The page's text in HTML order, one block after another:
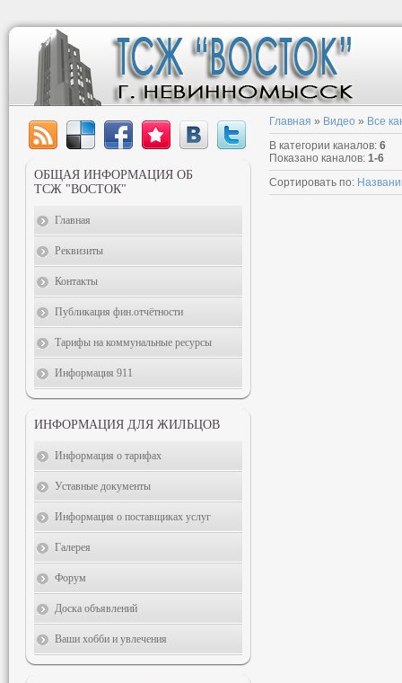
Главная » Видео » Все
В категории каналов: 6
Показано каналов: 1-6
Сортировать по:
ОБЩАЯ ИНФОРМАЦИЯ ОБ
ТСЖ "ВОСТОК"
Главная
Реквизиты
Контакты
Публикация фин.отчётности
Тарифы на коммунальные ресурсы
Информация 911
ИНФОРМАЦИЯ ДЛЯ ЖИЛЬЦОВ
Информация о тарифах
Уставные документы
Информация о поставщиках услуг
Галерея
Форум
Доска объявлений
Ваши хобби и увлечения